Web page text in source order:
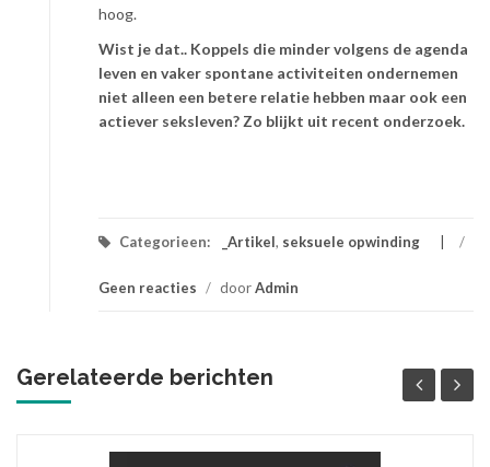
hoog.
Wist je dat.. Koppels die minder volgens de agenda
leven en vaker spontane activiteiten ondernemen
niet alleen een betere relatie hebben maar ook een
actiever seksleven? Zo blijkt uit recent onderzoek.
Categorieen: _Artikel, seksuele opwinding /
Geen reacties / doorAdmin
Gerelateerde berichten